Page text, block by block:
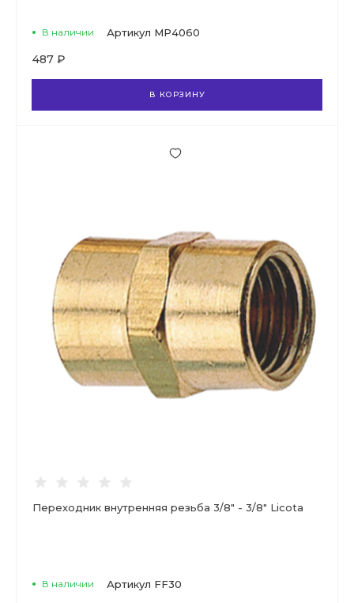
В наличии Артикул MP4060
487 ₽
В КОРЗИНУ
Переходник внутренняя резьба 3/8" - 3/8" Licota
В наличии Артикул FF30